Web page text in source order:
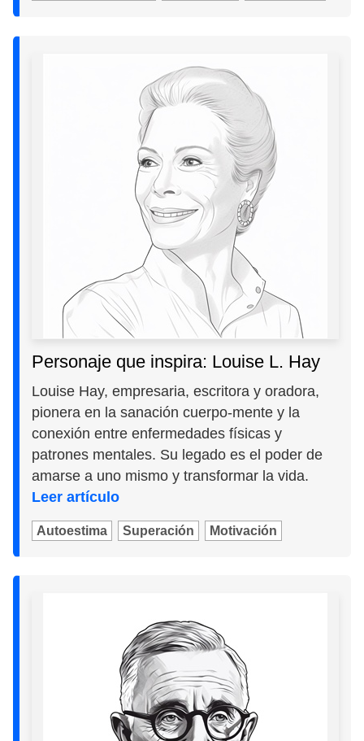
Personaje que inspira: Louise L. Hay
Louise Hay, empresaria, escritora y oradora,
pionera en la sanación cuerpo-mente y la
conexión entre enfermedades físicas y
patrones mentales. Su legado es el poder de
amarse a uno mismo y transformar la vida.
Leer artículo
Autoestima Superación Motivación